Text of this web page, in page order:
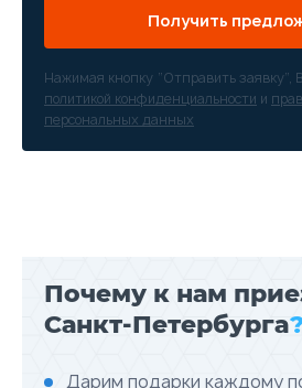
Получить
Нажимая кнопку “Отправить заявку”,
политикой конфиденциальности и
персональных данных
Почему к нам
Санкт-Петербурга
Дарим подарки каждому